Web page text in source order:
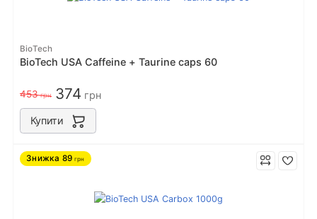
BioTech
BioTech USA Caffeine + Taurine caps 60
453грн 374 грн
Купити
Знижка 89 грн